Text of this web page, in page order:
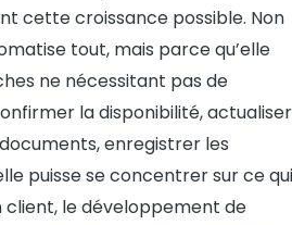
cette croissance possible. Non
tout, mais parce qu’elle
ne nécessitant pas de
la disponibilité, actualiser
enregistrer les
puisse se concentrer sur ce qui
client, le développement de